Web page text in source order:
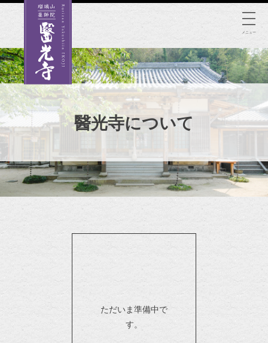
メニュー
醫光寺について
ただいま準備中で
す。